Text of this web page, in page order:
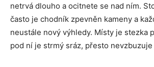
netrvá dlouho a ocitnete se nad ním.
často je chodník zpevněn kameny a
neustále nový výhledy. Místy je stezka
pod ní je strmý sráz, přesto nevzbuzuje